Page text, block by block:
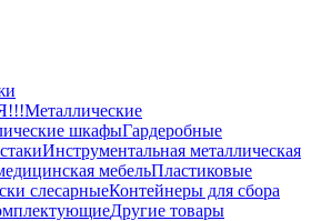
Металлические
шкафыГардеробные
Инструментальная металлическая
мебельПластиковые
слесарныеКонтейнеры для сбора
Другие товары